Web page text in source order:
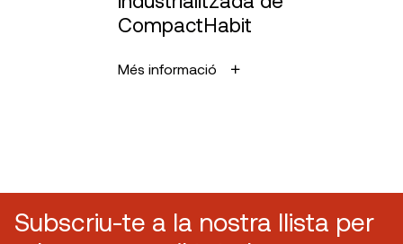
CompactHabit
Més informació
Subscriu-te a la nostra llista per